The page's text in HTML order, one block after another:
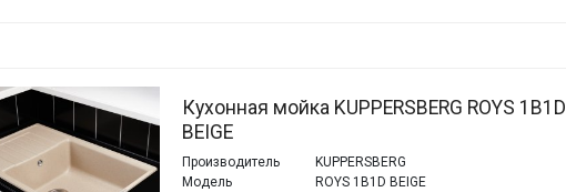
Кухонная мойка KUPPERSBERG ROYS 1B1D
BEIGE
Производитель
KUPPERSBERG
Модель
ROYS 1B1D BEIGE